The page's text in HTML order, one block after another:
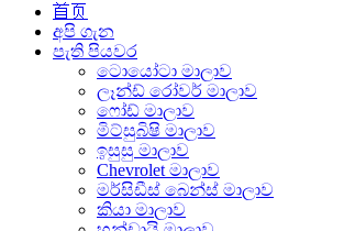
首页
අපි ගැන
පැති පියවර
ටොයෝටා මාලාව
ලෑන්ඩ් රෝවර් මාලාව
ෆෝඩ් මාලාව
මිට්සුබිෂි මාලාව
ඉසුසු මාලාව
Chevrolet මාලාව
මර්සිඩීස් බෙන්ස් මාලාව
කියා මාලාව